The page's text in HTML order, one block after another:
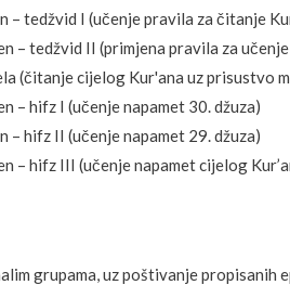
– tedžvid I (učenje pravila za čitanje
– tedžvid II (primjena pravila za
(čitanje cijelog Kur'ana uz prisustvo
– hifz I (učenje napamet 30. džuza)
– hifz II (učenje napamet 29. džuza)
– hifz III (učenje napamet cijelog
grupama, uz poštivanje propisanih